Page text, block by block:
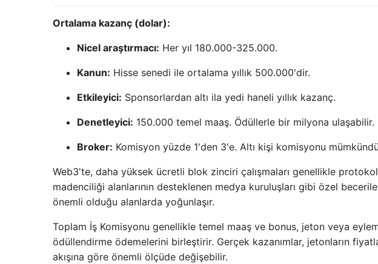
Ortalama kazanç (dolar):
Nicel araştırmacı: Her yıl 180.000-325.000.
Kanun: Hisse senedi ile ortalama yıllık 500.000'dir.
Etkileyici: Sponsorlardan altı ila yedi haneli yıllık kazanç.
Denetleyici: 150.000 temel maaş. Ödüllerle bir milyona ulaşabilir.
Broker: Komisyon yüzde 1'den 3'e. Altı kişi komisyonu
Web3'te, daha yüksek ücretli blok zinciri çalışmaları genellikle
madenciliği alanlarının desteklenen medya kuruluşları gibi özel
önemli olduğu alanlarda yoğunlaşır.
Toplam İş Komisyonu genellikle temel maaş ve bonus, jeton veya
ödüllendirme ödemelerini birleştirir. Gerçek kazanımlar, jetonların
akışına göre önemli ölçüde değişebilir.